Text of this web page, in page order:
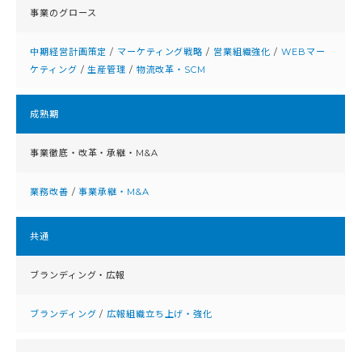
事業のグロース
中期経営計画策定 / マーケティング戦略 / 営業組織強化 / WEBマー
ケティング /生産管理 / 物流改革・SCM
成熟期
事業徹底・改⾰・承継・M&A
業務改善 /事業承継・M&A
共通
ブランディング・広報
ブランディング / 広報組織立ち上げ・強化